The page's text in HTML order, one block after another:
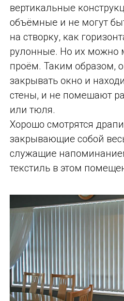
вертикальные
объёмные и не могут
на створку, как
рулонные. Но их можно
проём. Таким образом,
закрывать окно и
стены, и не помешают
или тюля.
Хорошо смотрятся
закрывающие собой
служащие
текстиль в этом